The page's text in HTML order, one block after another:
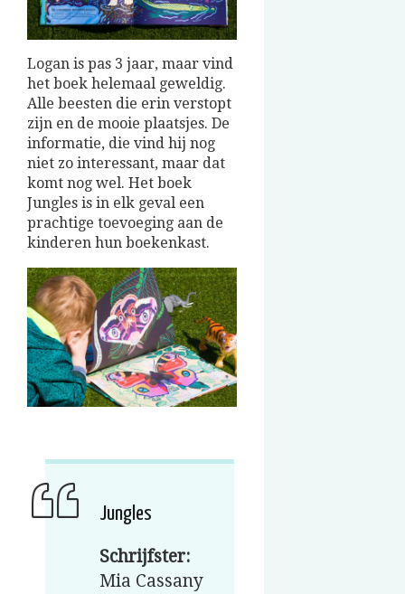
Logan is pas 3 jaar, maar vind
het boek helemaal geweldig.
Alle beesten die erin verstopt
zijn en de mooie plaatsjes. De
informatie, die vind hij nog
niet zo interessant, maar dat
komt nog wel. Het boek
Jungles is in elk geval een
prachtige toevoeging aan de
kinderen hun boekenkast.
Jungles
Schrijfster:
Mia Cassany